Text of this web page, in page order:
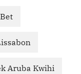
Aruba Kwihi